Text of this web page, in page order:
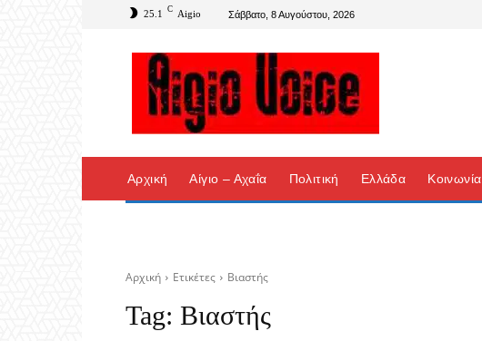
25.1 C Aigio Σάββατο, 8 Αυγούστου, 2026
Αρχική Αίγιο – Αχαΐα Πολιτική Ελλάδα Κοινωνία
Αρχική Ετικέτες Βιαστής
Tag: Βιαστής